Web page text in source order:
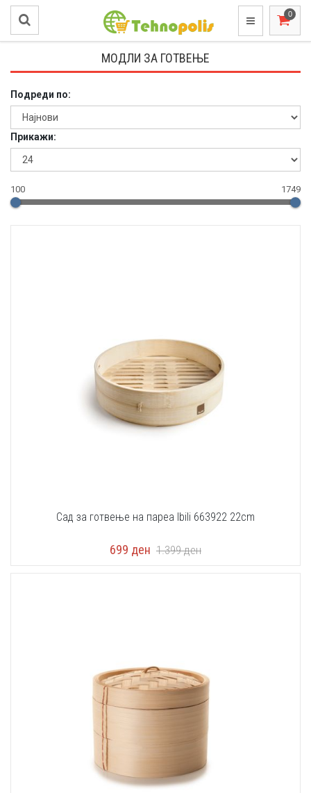
МОДЛИ ЗА ГОТВЕЊЕ
Подреди по:
Прикажи:
100 1749
Сад за готвење на пареа Ibili 663922 22cm
699 ден 1.399ден